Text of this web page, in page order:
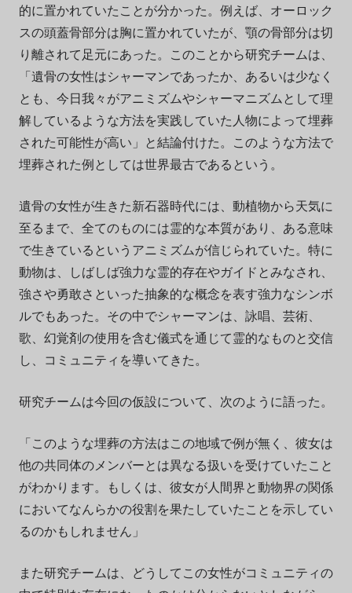
的に置かれていたことが分かった。例えば、オーロック
スの頭蓋骨部分は胸に置かれていたが、顎の骨部分は切
り離されて足元にあった。このことから研究チームは、
「遺骨の女性はシャーマンであったか、あるいは少なく
とも、今日我々がアニミズムやシャーマニズムとして理
解しているような方法を実践していた人物によって埋葬
された可能性が高い」と結論付けた。このような方法で
埋葬された例としては世界最古であるという。
遺骨の女性が生きた新石器時代には、動植物から天気に
至るまで、全てのものには霊的な本質があり、ある意味
で生きているというアニミズムが信じられていた。特に
動物は、しばしば強力な霊的存在やガイドとみなされ、
強さや勇敢さといった抽象的な概念を表す強力なシンボ
ルでもあった。その中でシャーマンは、詠唱、芸術、
歌、幻覚剤の使用を含む儀式を通じて霊的なものと交信
し、コミュニティを導いてきた。
研究チームは今回の仮設について、次のように語った。
「このような埋葬の方法はこの地域で例が無く、彼女は
他の共同体のメンバーとは異なる扱いを受けていたこと
がわかります。もしくは、彼女が人間界と動物界の関係
においてなんらかの役割を果たしていたことを示してい
るのかもしれません」
また研究チームは、どうしてこの女性がコミュニティの